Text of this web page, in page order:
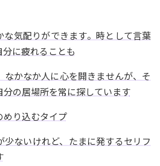
な気配りができます。時として言葉
に疲れることも
なかなか人に心を開きませんが、そ
の居場所を常に探しています
り込むタイプ
少ないけれど、たまに発するセリフ